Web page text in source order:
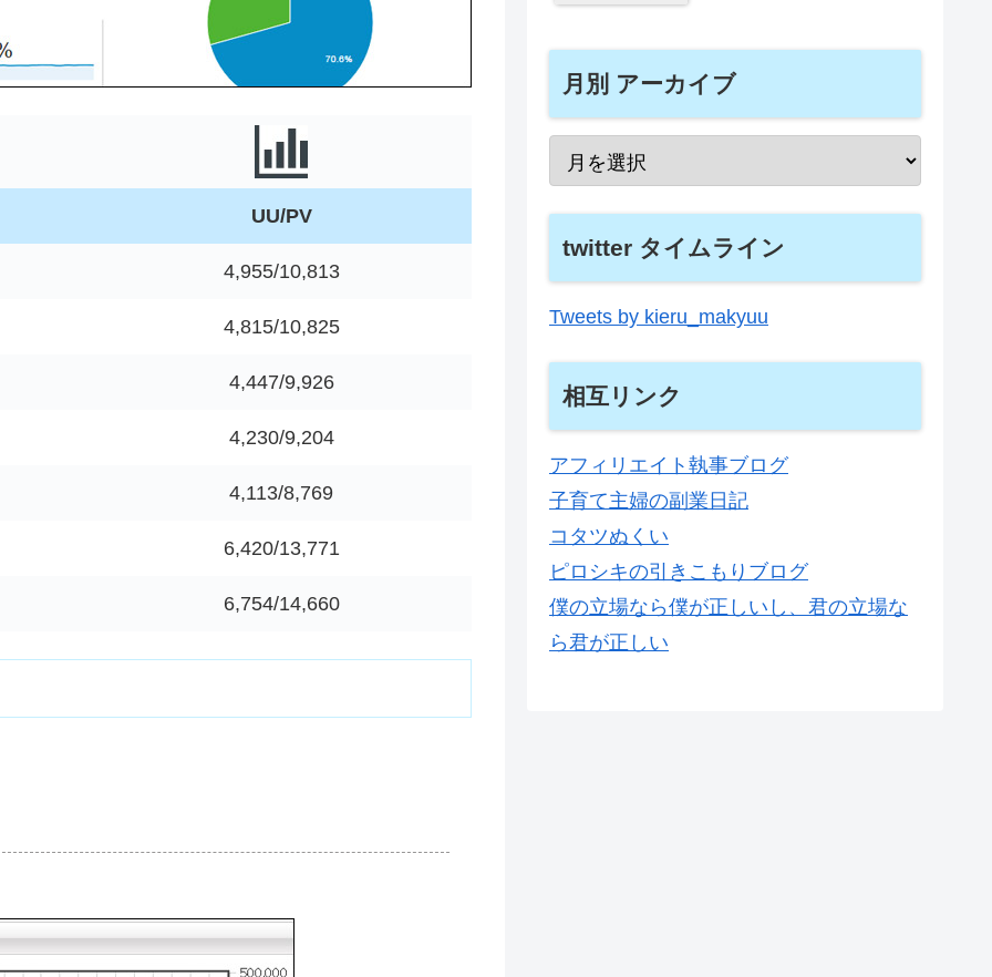
UU/PV
4,955/10,813
4,815/10,825
4,447/9,926
4,230/9,204
4,113/8,769
6,420/13,771
6,754/14,660
月別 アーカイブ
twitter タイムライン
Tweets by kieru_makyuu
相互リンク
アフィリエイト執事ブログ
子育て主婦の副業日記
コタツぬくい
ピロシキの引きこもりブログ
僕の立場なら僕が正しいし、君の立場な
ら君が正しい